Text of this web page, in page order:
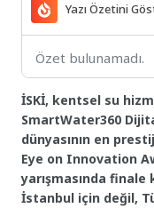
Yazı Özetini
Özet bulunamadı.
İSKİ, kentsel su
SmartWater360
dünyasının en
Eye on Innovation
yarışmasında finale
İstanbul için değil,